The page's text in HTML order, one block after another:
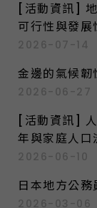
f
o
r
[活動資訊]
可行性與發展
2026-07-14
金邊的氣候韌
2026-06-27
[活動資訊]
年與家庭人口
2026-06-10
日本地方公
2026-03-06